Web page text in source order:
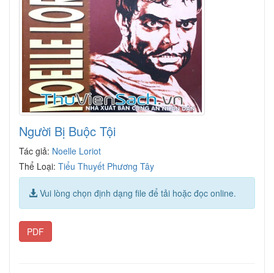
Người Bị Buộc Tội
Tác giả: Noelle Loriot
Thể Loại: Tiểu Thuyết Phương Tây
Vui lòng chọn định dạng file để tải hoặc đọc online.
PDF